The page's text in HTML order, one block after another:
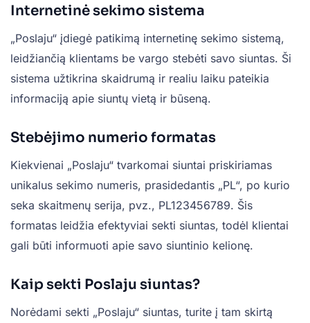
Internetinė sekimo sistema
„Poslaju“ įdiegė patikimą internetinę sekimo sistemą,
leidžiančią klientams be vargo stebėti savo siuntas. Ši
sistema užtikrina skaidrumą ir realiu laiku pateikia
informaciją apie siuntų vietą ir būseną.
Stebėjimo numerio formatas
Kiekvienai „Poslaju“ tvarkomai siuntai priskiriamas
unikalus sekimo numeris, prasidedantis „PL“, po kurio
seka skaitmenų serija, pvz., PL123456789. Šis
formatas leidžia efektyviai sekti siuntas, todėl klientai
gali būti informuoti apie savo siuntinio kelionę.
Kaip sekti Poslaju siuntas?
Norėdami sekti „Poslaju“ siuntas, turite į tam skirtą